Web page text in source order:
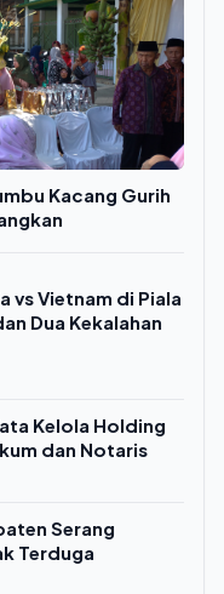
Kacang Gurih
vs Vietnam di Piala
Dua Kekalahan
Kelola Holding
dan Notaris
Serang
Terduga